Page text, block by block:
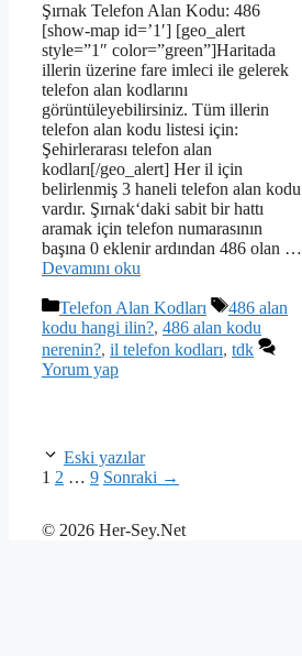
Şırnak Telefon Alan Kodu: 486
[show-map id=’1′] [geo_alert
style=”1″ color=”green”]Haritada
illerin üzerine fare imleci ile gelerek
telefon alan kodlarını
görüntüleyebilirsiniz. Tüm illerin
telefon alan kodu listesi için:
Şehirlerarası telefon alan
kodları[/geo_alert] Her il için
belirlenmiş 3 haneli telefon alan kodu
vardır. Şırnak‘daki sabit bir hattı
aramak için telefon numarasının
başına 0 eklenir ardından 486 olan …
Devamını oku
Kategoriler
Telefon Alan Kodları Etiketler
486 alan
kodu hangi ilin?, 486 alan kodu
nerenin?, il telefon kodları, tdk
Yorum yap
Eski yazılar
Sayfa
1 Sayfa
2 … Sayfa
9 Sonraki →
© 2026 Her-Sey.Net